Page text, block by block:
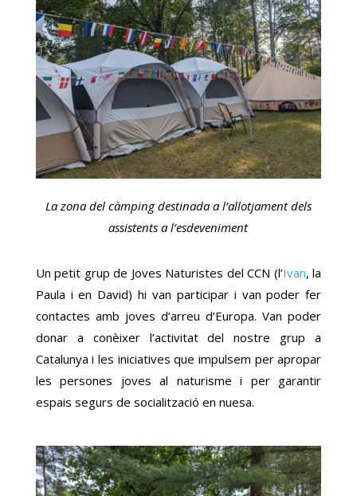
La zona del càmping destinada a l’allotjament dels
assistents a l’esdeveniment
Un petit grup de Joves Naturistes del CCN (l’Ivan, la
Paula i en David) hi van participar i van poder fer
contactes amb joves d’arreu d’Europa. Van poder
donar a conèixer l’activitat del nostre grup a
Catalunya i les iniciatives que impulsem per apropar
les persones joves al naturisme i per garantir
espais segurs de socialització en nuesa.